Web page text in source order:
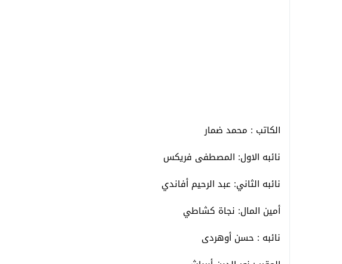
الكاتب : محمد ضمار
نائبه الاول: المصطفى فريكس
نائبه الثاني: عبد الرحيم أفاندي
أمين المال: نجاة كشاطي
نائبه : حسن أوهردى